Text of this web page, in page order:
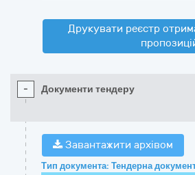
Друкувати реєстр
- Документи тендеру
Завантажити архівом
Тип документа: Тендерна